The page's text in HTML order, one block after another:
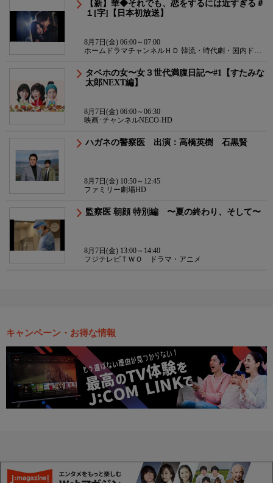
【新】華◆それでも、恋をするには近すぎる＃
１[字]【日本初放送】
8月7日(金) 06:00～07:00
ホームドラマチャンネルＨＤ 韓流・時代劇・国内ドラ
タベホの女〜女３世代満腹日記〜#1【すたみな
太郎NEXT編】
8月7日(金) 06:00～06:30
映画･チャンネルNECO-HD
ハガネの警察医 出演：高橋英樹 石黒賢
8月7日(金) 10:50～12:45
ファミリー劇場HD
監察医 朝顔 特別編 〜夏の終わり、そして〜
8月7日(金) 13:00～14:40
フジテレビＴＷＯ ドラマ・アニメ
キャンペーン・お得な情報